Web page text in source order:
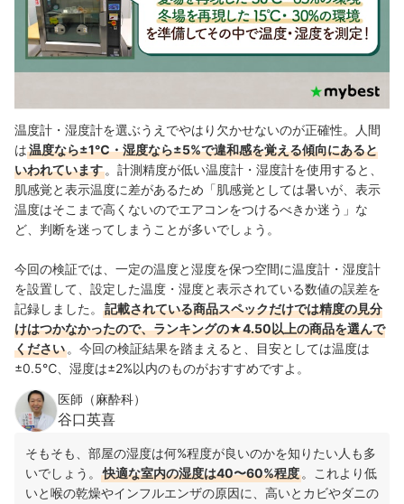
温度計・湿度計を選ぶうえでやはり欠かせないのが正確性。人間
は温度なら±1℃・湿度なら±5%で違和感を覚える傾向にあると
いわれています 。計測精度が低い温度計・湿度計を使用すると、
肌感覚と表示温度に差があるため「肌感覚としては暑いが、表示
温度はそこまで高くないのでエアコンをつけるべきか迷う」な
ど、判断を迷ってしまうことが多いでしょう。
今回の検証では、一定の温度と湿度を保つ空間に温度計・湿度計
を設置して、設定した温度・湿度と表示されている数値の誤差を
記録しました。
記載されている商品スペックだけでは精度の見分
けはつかなかったので、ランキングの★4.50以上の商品を選んで
ください 。今回の検証結果を踏まえると、目安としては温度は
±0.5℃、湿度は±2%以内のものがおすすめですよ。
医師（麻酔科）
谷口英喜
そもそも、部屋の湿度は何%程度が良いのかを知りたい人も多
いでしょう。
快適な室内の湿度は40〜60%程度 。これより低
いと喉の乾燥やインフルエンザの原因に、高いとカビやダニの